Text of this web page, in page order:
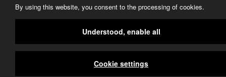
By using this website, you consent to the processing of cookies.
Understood, enable all
Cookie settings